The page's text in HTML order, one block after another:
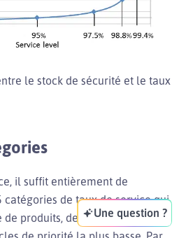
le stock de sécurité et le taux
il suffit entièrement de
de taux de service qui
produits, des articlesUne question ?